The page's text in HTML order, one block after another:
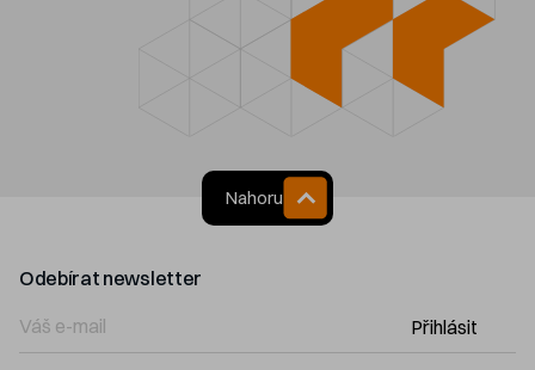
Nahoru
Odebírat newsletter
Přihlásit